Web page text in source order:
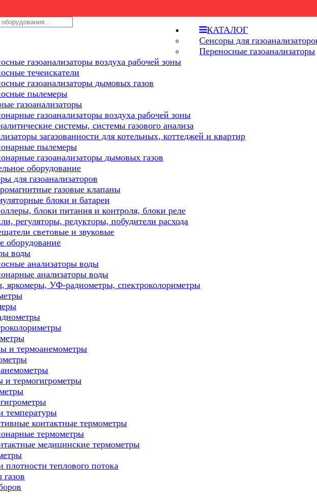
КАТАЛОГ
Сенсоры для
Переносные газоанализаторы
газоанализаторы воздуха рабочей зоны
течеискатели
газоанализаторы дымовых газов
пылемеры
газоанализаторы
газоанализаторы воздуха рабочей зоны
системы, системы газового анализа
загазованности для котельных, коттеджей и квартир
пылемеры
газоанализаторы дымовых газов
оборудование
для газоанализаторов
газовые клапаны
блоки и батареи
блоки питания и контроля, блоки реле
регуляторы, редукторы, побудители расхода
световые и звуковые
оборудование
воды
анализаторы воды
анализаторы воды
яркомеры, УФ-радиометры, спектроколориметры
и термоанемометры
и термогигрометры
температуры
контактные термометры
термометры
медицинские термометры
плотности теплового потока
газов